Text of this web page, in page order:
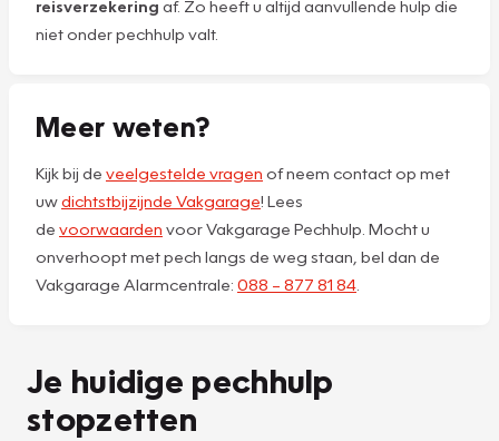
reisverzekering af. Zo heeft u altijd aanvullende hulp die
niet onder pechhulp valt.
Meer weten?
Kijk bij de veelgestelde vragen of neem contact op met
uwdichtstbijzijnde Vakgarage! Lees
de voorwaarden voor Vakgarage Pechhulp. Mocht u
onverhoopt met pech langs de weg staan, bel dan de
Vakgarage Alarmcentrale: 088 – 877 81 84
Je huidige pechhulp
stopzetten